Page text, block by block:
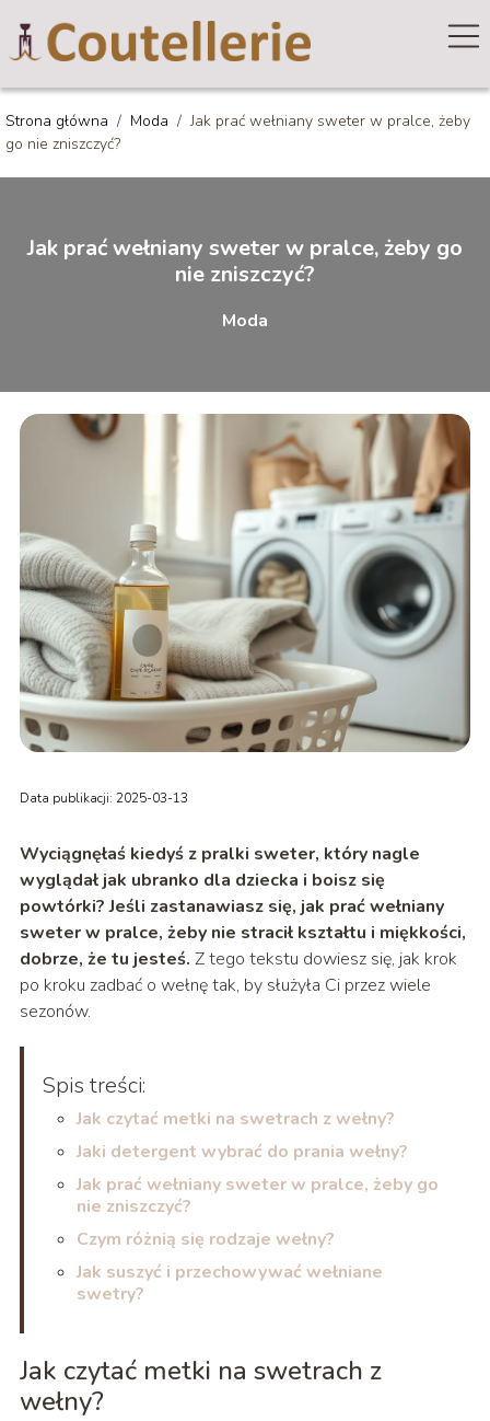
Strona główna / Moda /Jak prać wełniany sweter w pralce, żeby
go nie zniszczyć?
Jak prać wełniany sweter w pralce, żeby go
nie zniszczyć?
Moda
Data publikacji: 2025-03-13
Wyciągnęłaś kiedyś z pralki sweter, który nagle
wyglądał jak ubranko dla dziecka i boisz się
powtórki? Jeśli zastanawiasz się, jak prać wełniany
sweter w pralce, żeby nie stracił kształtu i miękkości,
dobrze, że tu jesteś. Z tego tekstu dowiesz się, jak krok
po kroku zadbać o wełnę tak, by służyła Ci przez wiele
sezonów.
Spis treści:
Jak czytać metki na swetrach z wełny?
Jaki detergent wybrać do prania wełny?
Jak prać wełniany sweter w pralce, żeby go
nie zniszczyć?
Czym różnią się rodzaje wełny?
Jak suszyć i przechowywać wełniane
swetry?
Jak czytać metki na swetrach z
wełny?